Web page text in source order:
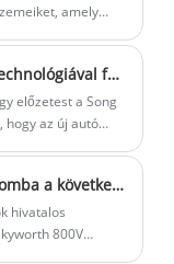
amely
Hamarosan! Ötödik generációs DM technológiával felszerelve Megjelent a második generációs BYD Song Pro DM-i teaser képe
előzetest a Song
hogy az új autó
Skyworth Auto: 6 modell kerül forgalomba a következő 5 évben
hivatalos
800V